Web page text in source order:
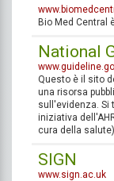
Bio Med Central
National
Questo è il sito
una risorsa
sull'evidenza. Si
iniziativa
cura della
SIGN
www.sign.ac.uk